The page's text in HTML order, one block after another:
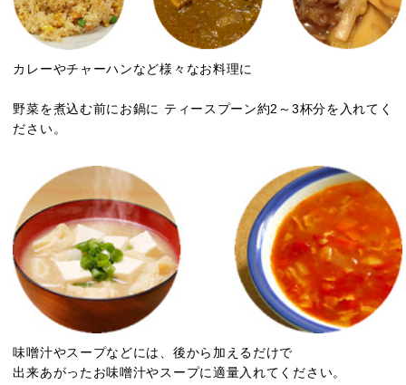
カレーやチャーハンなど様々なお料理に
野菜を煮込む前にお鍋に ティースプーン約2～3杯分を入れてく
ださい。
味噌汁やスープなどには、後から加えるだけで
出来あがったお味噌汁やスープに適量入れてください。